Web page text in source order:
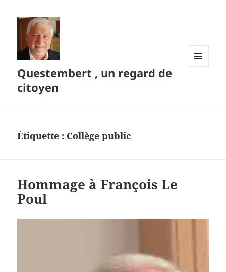
Questembert , un regard de
citoyen
Étiquette : Collège public
Hommage à François Le
Poul